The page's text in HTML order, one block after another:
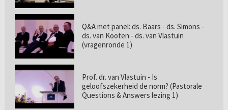
Q&A met panel: ds. Baars - ds. Simons -
ds. van Kooten - ds. van Vlastuin
(vragenronde 1)
Prof. dr. van Vlastuin - Is
geloofszekerheid de norm? (Pastorale
Questions & Answers lezing 1)